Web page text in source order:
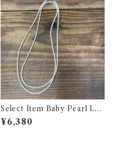
Select Item Baby Pearl Lon
g Necklace / ベビー パール
ロング ネックレス
¥6,380